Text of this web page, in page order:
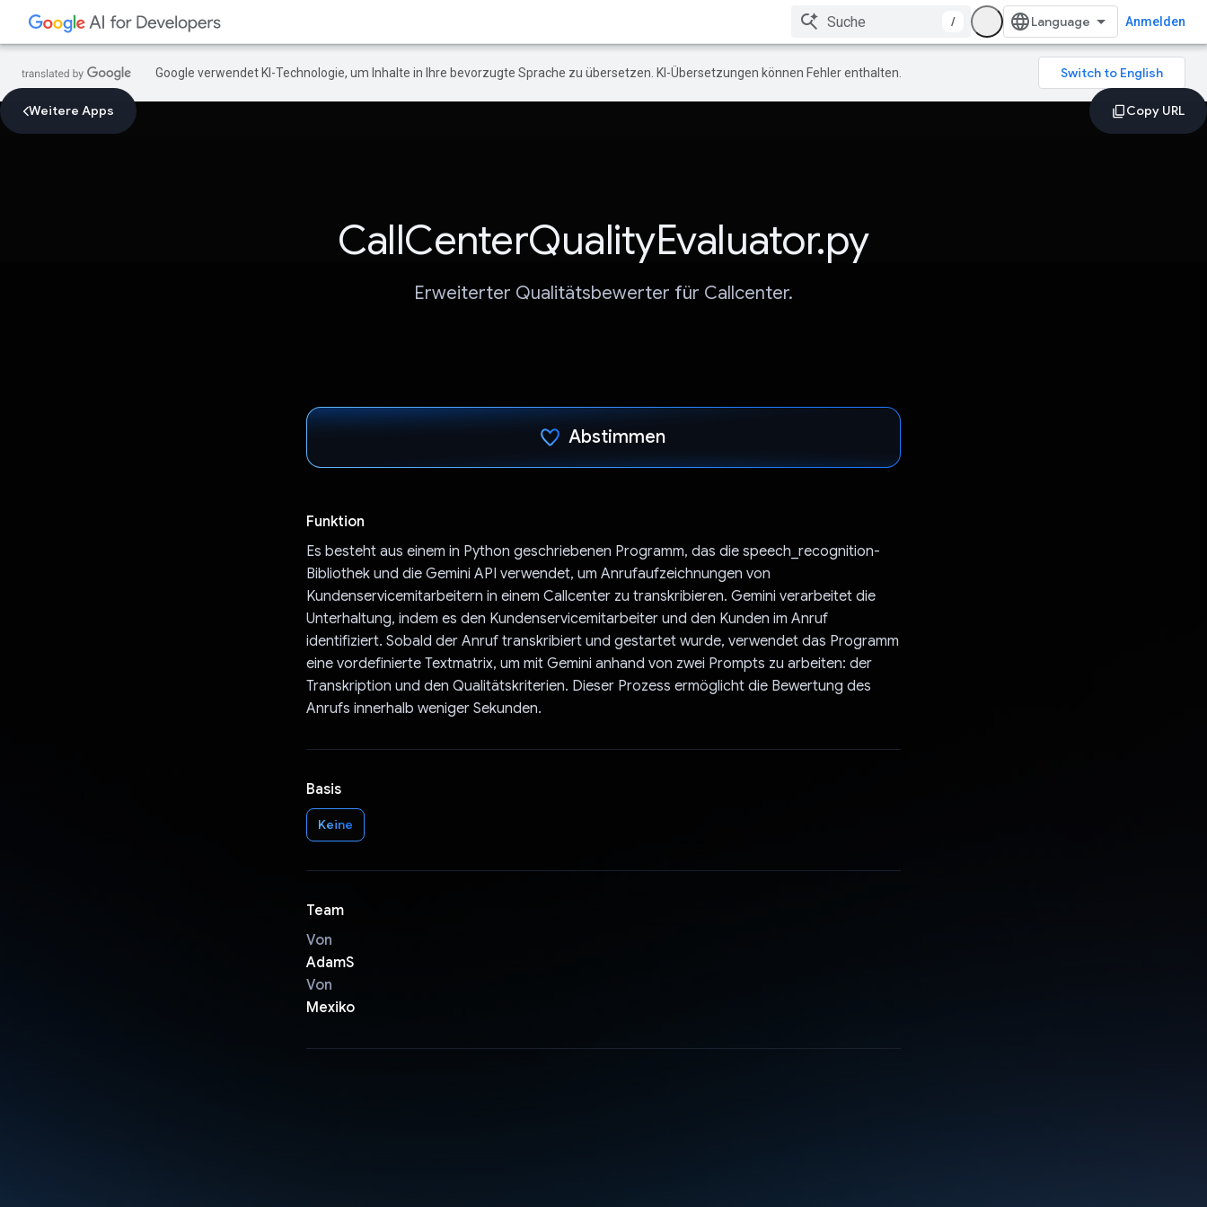
/ Anmelden
Google verwendet KI-Technologie, um Inhalte in Ihre bevorzugte Sprache zu übersetzen. KI-Übersetzungen können Fehler enthalten.
Weitere Apps
CallCenterQualityEvaluator.py
Erweiterter Qualitätsbewerter für Callcenter.
Abstimmen
Funktion
Es besteht aus einem in Python geschriebenen Programm, das die speech_recognition-
Bibliothek und die Gemini API verwendet, um Anrufaufzeichnungen von
Kundenservicemitarbeitern in einem Callcenter zu transkribieren. Gemini verarbeitet die
Unterhaltung, indem es den Kundenservicemitarbeiter und den Kunden im Anruf
identifiziert. Sobald der Anruf transkribiert und gestartet wurde, verwendet das Programm
eine vordefinierte Textmatrix, um mit Gemini anhand von zwei Prompts zu arbeiten: der
Transkription und den Qualitätskriterien. Dieser Prozess ermöglicht die Bewertung des
Anrufs innerhalb weniger Sekunden.
Basis
Keine
Team
Von
AdamS
Von
Mexiko